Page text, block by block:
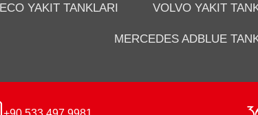
YAKIT TANKLARI VOLVO YAKIT
MERCEDES ADBLUE